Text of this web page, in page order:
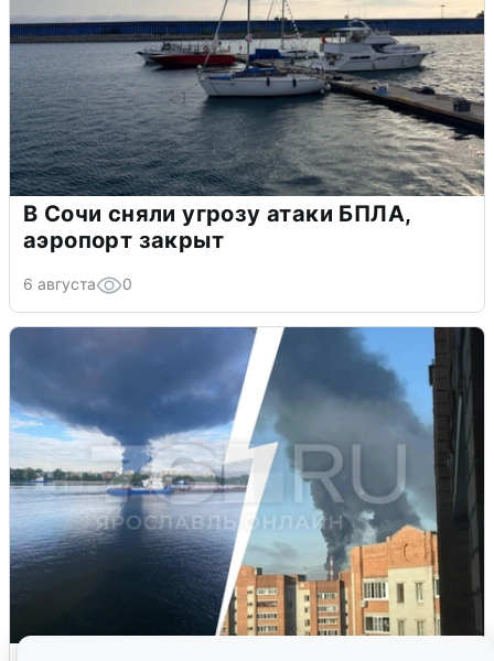
В Сочи сняли угрозу атаки БПЛА,
аэропорт закрыт
6 августа 0